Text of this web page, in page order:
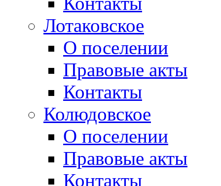
Лотаковское
О поселении
Правовые акты
Контакты
Колюдовское
О поселении
Правовые акты
Контакты